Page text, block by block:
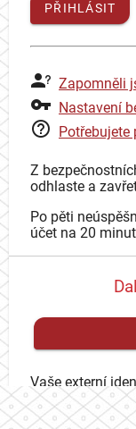
PŘIHLÁSIT
Zapomněli
Nastavení
Potřebujete
Z
odhlaste a
Po pěti
účet na 20
Vaše externí
se mohli